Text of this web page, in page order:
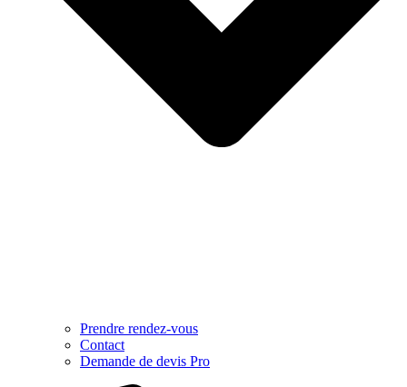
Prendre rendez-vous
Contact
Demande de devis Pro